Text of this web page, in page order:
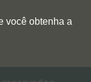
você obtenha a